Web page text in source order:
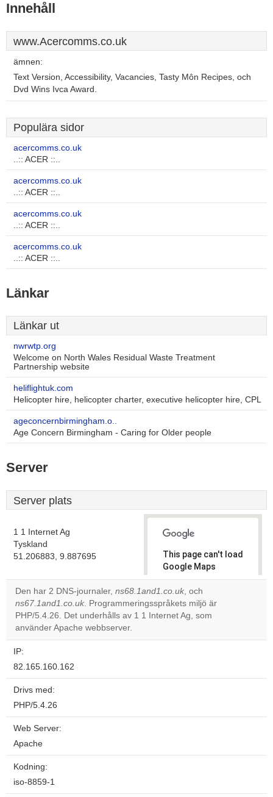
Innehåll
www.Acercomms.co.uk
ämnen:
Text Version, Accessibility, Vacancies, Tasty Môn Recipes, och
Dvd Wins Ivca Award.
Populära sidor
acercomms.co.uk
..:: ACER ::..
acercomms.co.uk
..:: ACER ::..
acercomms.co.uk
..:: ACER ::..
acercomms.co.uk
..:: ACER ::..
Länkar
Länkar ut
nwrwtp.org
Welcome on North Wales Residual Waste Treatment
Partnership website
heliflightuk.com
Helicopter hire, helicopter charter, executive helicopter hire, CPL
ageconcernbirmingham.o..
Age Concern Birmingham - Caring for Older people
Server
Server plats
1 1 Internet Ag
Tyskland
51.206883, 9.887695
This page can't load
Google Maps
correctly.
Do you
own this
Den har 2 DNS-journaler, ns68.1and1.co.uk, och
ns67.1and1.co.uk. Programmeringsspråkets miljö är
PHP/5.4.26. Det underhålls av 1 1 Internet Ag, som
använder Apache webbserver.
IP:
82.165.160.162
Drivs med:
PHP/5.4.26
Web Server:
Apache
Kodning:
iso-8859-1